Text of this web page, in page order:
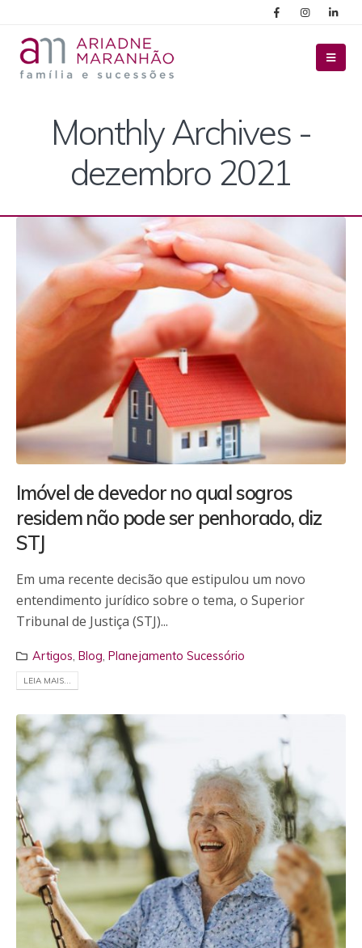
Monthly Archives -
dezembro 2021
Imóvel de devedor no qual sogros
residem não pode ser penhorado, diz
STJ
Em uma recente decisão que estipulou um novo
entendimento jurídico sobre o tema, o Superior
Tribunal de Justiça (STJ)...
Artigos, Blog, Planejamento Sucessório
LEIA MAIS...